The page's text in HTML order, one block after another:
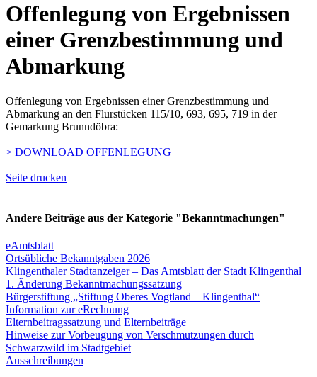
Offenlegung von Ergebnissen
einer Grenzbestimmung und
Abmarkung
Offenlegung von Ergebnissen einer Grenzbestimmung und
Abmarkung an den Flurstücken 115/10, 693, 695, 719 in der
Gemarkung Brunndöbra:
> DOWNLOAD OFFENLEGUNG
Seite drucken
Andere Beiträge aus der Kategorie "Bekanntmachungen"
eAmtsblatt
Ortsübliche Bekanntgaben 2026
Klingenthaler Stadtanzeiger – Das Amtsblatt der Stadt Klingenthal
1. Änderung Bekanntmachungssatzung
Bürgerstiftung „Stiftung Oberes Vogtland – Klingenthal“
Information zur eRechnung
Elternbeitragssatzung und Elternbeiträge
Hinweise zur Vorbeugung von Verschmutzungen durch
Schwarzwild im Stadtgebiet
Ausschreibungen